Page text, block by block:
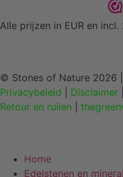
Alle prijzen in EUR en incl.
© Stones of Nature 2026 |
Privacybeleid
Disclaimer
Retour en ruilen
Home
Edelstenen en